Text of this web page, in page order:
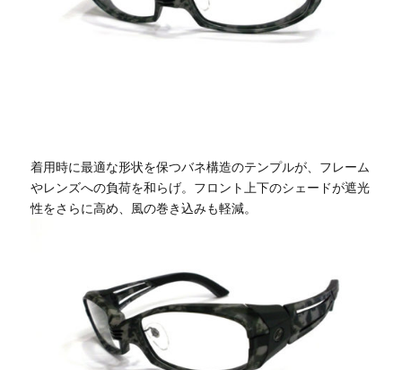
着用時に最適な形状を保つバネ構造のテンプルが、フレーム
やレンズへの負荷を和らげ。フロント上下のシェードが遮光
性をさらに高め、風の巻き込みも軽減。